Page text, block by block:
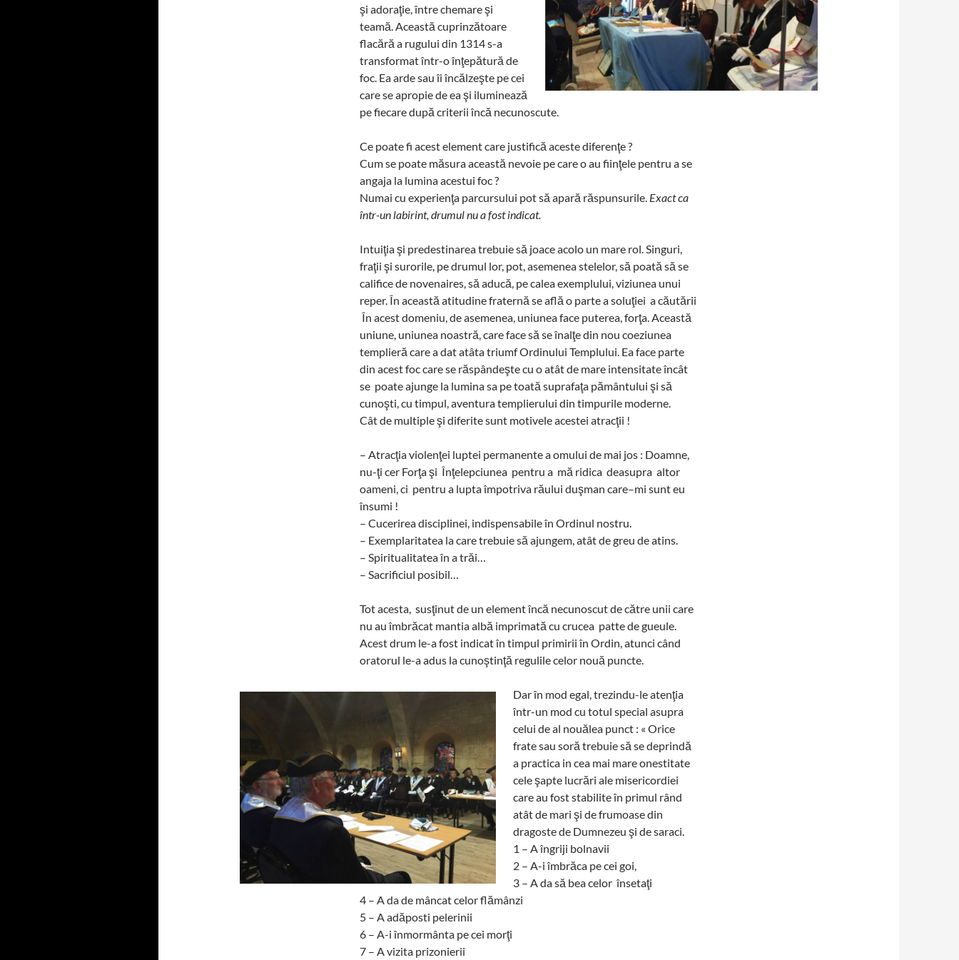
şi adoraţie, între chemare şi
teamă. Această cuprinzătoare
flacără a rugului din 1314 s-a
transformat într-o înţepătură de
foc. Ea arde sau îi încălzeşte pe cei
care se apropie de ea şi iluminează
pe fiecare după criterii încă necunoscute.
Ce poate fi acest element care justifică aceste diferenţe ?
Cum se poate măsura această nevoie pe care o au fiinţele pentru a se
angaja la lumina acestui foc ?
Numai cu experienţa parcursului pot să apară răspunsurile. Exact ca
într-un labirint, drumul nu a fost indicat.
Intuiţia şi predestinarea trebuie să joace acolo un mare rol. Singuri,
fraţii şi surorile, pe drumul lor, pot, asemenea stelelor, să poată să se
califice de novenaires, să aducă, pe calea exemplului, viziunea unui
reper. În această atitudine fraternă se află o parte a soluţiei a căutării
În acest domeniu, de asemenea, uniunea face puterea, forţa. Această
uniune, uniunea noastră, care face să se înalţe din nou coeziunea
templieră care a dat atâta triumf Ordinului Templului. Ea face parte
din acest foc care se răspândeşte cu o atât de mare intensitate încât
se poate ajunge la lumina sa pe toată suprafaţa pământului şi să
cunoşti, cu timpul, aventura templierului din timpurile moderne.
Cât de multiple şi diferite sunt motivele acestei atracţii !
– Atracţia violenţei luptei permanente a omului de mai jos : Doamne,
nu-ţi cer Forţa şi Înţelepciunea pentru a mă ridica deasupra altor
oameni, ci pentru a lupta împotriva răului duşman care–mi sunt eu
însumi !
– Cucerirea disciplinei, indispensabile în Ordinul nostru.
– Exemplaritatea la care trebuie să ajungem, atât de greu de atins.
– Spiritualitatea în a trăi…
– Sacrificiul posibil…
Tot acesta, susţinut de un element încă necunoscut de către unii care
nu au îmbrăcat mantia albă imprimată cu crucea patte de gueule.
Acest drum le-a fost indicat în timpul primirii în Ordin, atunci când
oratorul le-a adus la cunoştinţă regulile celor nouă puncte.
Dar în mod egal, trezindu-le atenţia
într-un mod cu totul special asupra
celui de al nouălea punct : « Orice
frate sau soră trebuie să se deprindă
a practica in cea mai mare onestitate
cele şapte lucrări ale misericordiei
care au fost stabilite în primul rând
atât de mari şi de frumoase din
dragoste de Dumnezeu şi de saraci.
1 – A îngriji bolnavii
2 – A-i îmbrăca pe cei goi,
3 – A da să bea celor însetaţi
4 – A da de mâncat celor flămânzi
5 – A adăposti pelerinii
6 – A-i înmormânta pe cei morţi
7 – A vizita prizonierii